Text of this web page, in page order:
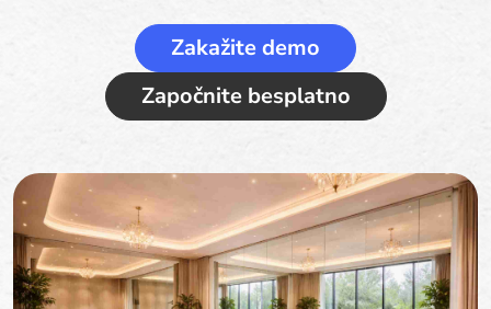
Zakažite demo
Započnite besplatno